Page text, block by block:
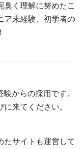
臭く理解に努めたこ
ア未経験、初学者の
からの採用です。
来てください。
たサイトも運営して